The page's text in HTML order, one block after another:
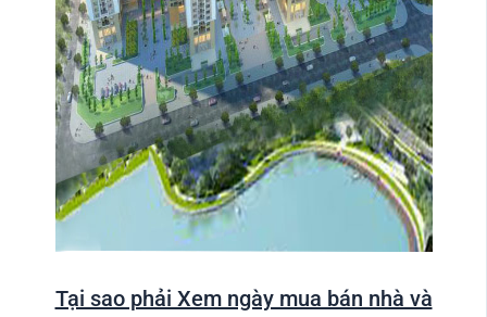
Tại sao phải Xem ngày mua bán nhà và